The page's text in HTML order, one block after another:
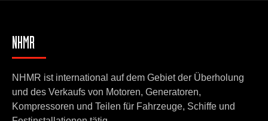
NHMR
NHMR ist international auf dem Gebiet der Überholung
und des Verkaufs von Motoren, Generatoren,
Kompressoren und Teilen für Fahrzeuge, Schiffe und